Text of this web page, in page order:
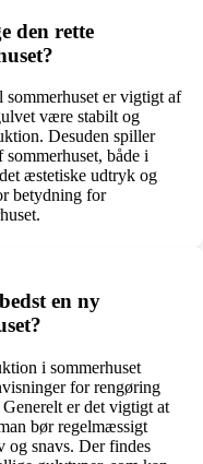
den rette
er vigtigt af
være stabilt og
Desuden spiller
både i
æstetiske udtryk og
betydning for
en ny
i sommerhuset
for rengøring
er det vigtigt at
bør regelmæssigt
og snavs. Der findes